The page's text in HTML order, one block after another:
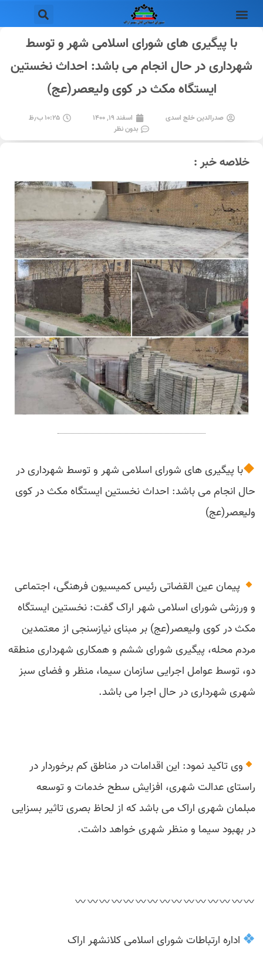
با پیگیری های شورای اسلامی شهر و توسط
شهرداری در حال انجام می باشد: احداث نخستین
ایستگاه مکث در کوی ولیعصر(عج)
صدرالدین خلج اسدی اسفند ۱۹, ۱۴۰۰
۱۰:۲۵ ب٫ظ
بدون نظر
خلاصه خبر :
با پیگیری های شورای اسلامی شهر و توسط شهرداری در
حال انجام می باشد: احداث نخستین ایستگاه مکث در کوی
ولیعصر(عج)
پیمان عین القضاتی رئیس کمیسیون فرهنگی، اجتماعی
و ورزشی شورای اسلامی شهر اراک گفت: نخستین ایستگاه
مکث در کوی ولیعصر(عج) بر مبنای نیازسنجی از معتمدین
مردم محله، پیگیری شورای ششم و همکاری شهرداری منطقه
دو، توسط عوامل اجرایی سازمان سیما، منظر و فضای سبز
شهری شهرداری در حال اجرا می باشد.
وی تاکید نمود: این اقدامات در مناطق کم برخوردار در
راستای عدالت شهری، افزایش سطح خدمات و توسعه
مبلمان شهری اراک می باشد که از لحاظ بصری تاثیر بسزایی
در بهبود سیما و منظر شهری خواهد داشت.
اداره ارتباطات شورای اسلامی کلانشهر اراک